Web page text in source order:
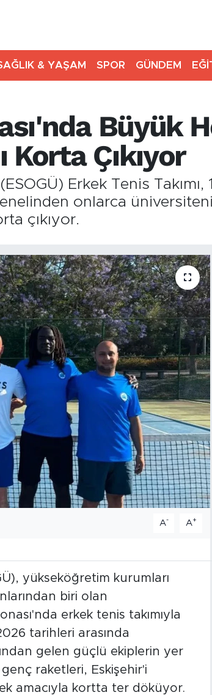
& YAŞAM SPOR GÜNDEM
Büyük
Korta Çıkıyor
Erkek Tenis
onlarca
çıkıyor.
A- A+
yükseköğretim kurumları
biri olan
erkek tenis takımıyla
tarihleri arasında
gelen güçlü ekiplerin yer
raketleri, Eskişehir'i
amacıyla kortta ter döküyor.